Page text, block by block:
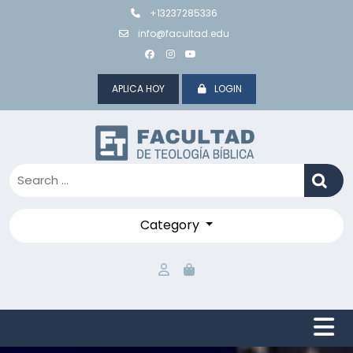
+13237285336
info@facultad.edu
APLICA HOY LOGIN
Category